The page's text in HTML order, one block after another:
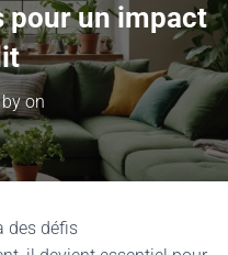
pour un impact
byon
des défis